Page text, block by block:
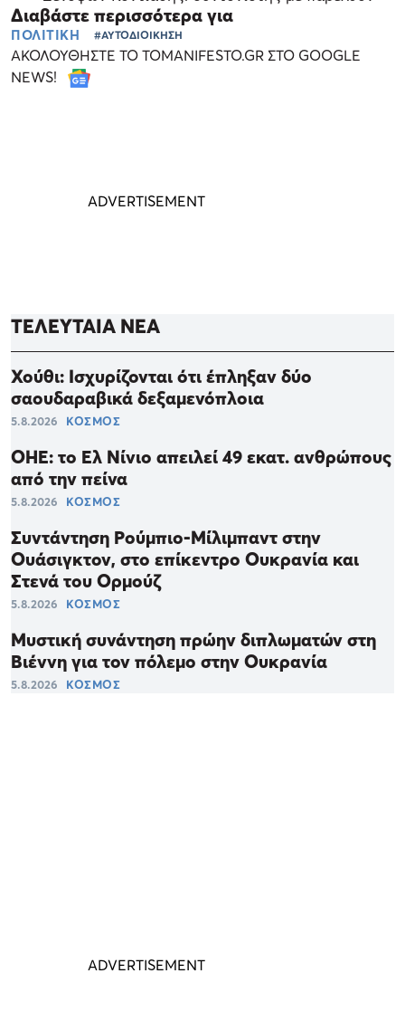
Διαβάστε περισσότερα για
ΠΟΛΙΤΙΚΗ #ΑΥΤΟΔΙΟΙΚΗΣΗ
ΑΚΟΛΟΥΘΗΣΤΕ ΤΟ TOMANIFESTO.GR ΣΤΟ GOOGLE
NEWS!
ΤΕΛΕΥΤΑΙΑ ΝΕΑ
Χούθι: Ισχυρίζονται ότι έπληξαν δύο
σαουδαραβικά δεξαμενόπλοια
5.8.2026 ΚΟΣΜΟΣ
ΟΗΕ: το Ελ Νίνιο απειλεί 49 εκατ. ανθρώπους
από την πείνα
5.8.2026 ΚΟΣΜΟΣ
Συντάντηση Ρούμπιο-Μίλιμπαντ στην
Ουάσιγκτον, στο επίκεντρο Ουκρανία και
Στενά του Ορμούζ
5.8.2026 ΚΟΣΜΟΣ
Μυστική συνάντηση πρώην διπλωματών στη
Βιέννη για τον πόλεμο στην Ουκρανία
5.8.2026 ΚΟΣΜΟΣ